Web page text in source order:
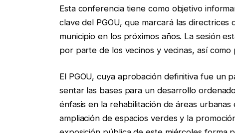
Esta conferencia tiene como objetivo
clave del PGOU, que marcará las
municipio en los próximos años. La sesión
por parte de los vecinos y vecinas, así
El PGOU, cuya aprobación definitiva fue un
sentar las bases para un desarrollo
énfasis en la rehabilitación de áreas
ampliación de espacios verdes y la